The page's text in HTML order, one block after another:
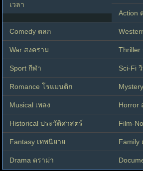
เวลา
Action
Comedy ตลก
War สงคราม
Sport กีฬา Sci-Fi
Romance โรแมนติก
Musical เพลง Horror
Historical ประวัติศาสตร์ Film-
Fantasy เทพนิยาย Family
Drama ดราม่า